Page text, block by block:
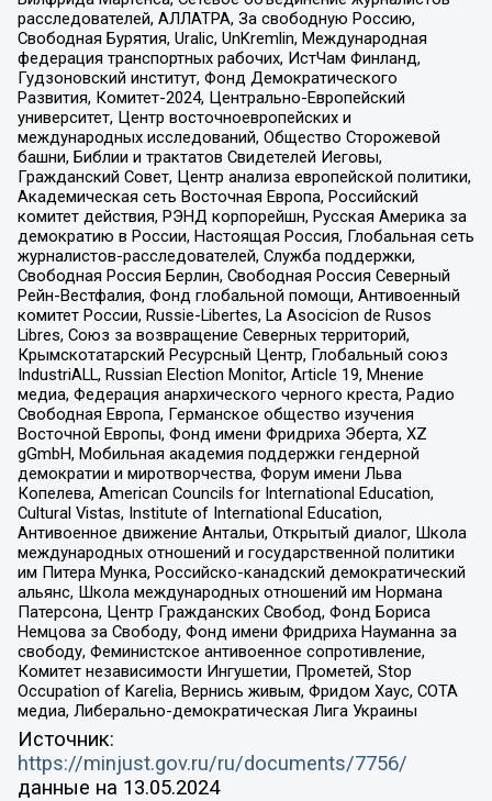
расследователей, АЛЛАТРА, За свободную Россию,
Свободная Бурятия, Uralic, UnKremlin, Международная
федерация транспортных рабочих, ИстЧам Финланд,
Гудзоновский институт, Фонд Демократического
Развития, Комитет-2024, Центрально-Европейский
университет, Центр восточноевропейских и
международных исследований, Общество Сторожевой
башни, Библии и трактатов Свидетелей Иеговы,
Гражданский Совет, Центр анализа европейской политики,
Академическая сеть Восточная Европа, Российский
комитет действия, РЭНД корпорейшн, Русская Америка за
демократию в России, Настоящая Россия, Глобальная сеть
журналистов-расследователей, Служба поддержки,
Свободная Россия Берлин, Свободная Россия Северный
Рейн-Вестфалия, Фонд глобальной помощи, Антивоенный
комитет России, Russie-Libertes, La Asocicion de Rusos
Libres, Союз за возвращение Северных территорий,
Крымскотатарский Ресурсный Центр, Глобальный союз
IndustriALL, Russian Election Monitor, Article 19, Мнение
медиа, Федерация анархического черного креста, Радио
Свободная Европа, Германское общество изучения
Восточной Европы, Фонд имени Фридриха Эберта, XZ
gGmbH, Мобильная академия поддержки гендерной
демократии и миротворчества, Форум имени Льва
Копелева, American Councils for International Education,
Cultural Vistas, Institute of International Education,
Антивоенное движение Антальи, Открытый диалог, Школа
международных отношений и государственной политики
им Питера Мунка, Российско-канадский демократический
альянс, Школа международных отношений им Нормана
Патерсона, Центр Гражданских Свобод, Фонд Бориса
Немцова за Свободу, Фонд имени Фридриха Науманна за
свободу, Феминистское антивоенное сопротивление,
Комитет независимости Ингушетии, Прометей, Stop
Occupation of Karelia, Вернись живым, Фридом Хаус, СОТА
медиа, Либерально-демократическая Лига Украины
Источник:
https://minjust.gov.ru/ru/documents/7756/
данные на 13.05.2024